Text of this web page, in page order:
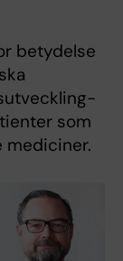
betydelse
som
mediciner.